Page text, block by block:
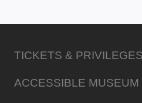
TICKETS & PRIVILEGES
ACCESSIBLE MUSEUM